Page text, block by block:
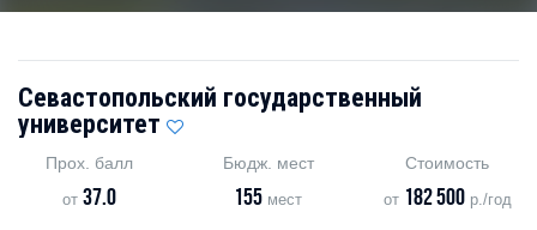
Севастопольский государственный
университет
Прох. балл
от37.0
Бюдж. мест
155 мест
Стоимость
от 182 500р./год